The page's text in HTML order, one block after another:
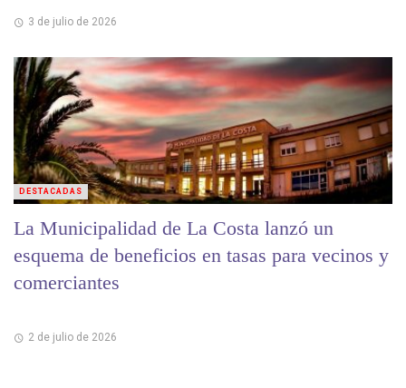
3 de julio de 2026
La Municipalidad de La Costa lanzó un
esquema de beneficios en tasas para vecinos y
comerciantes
2 de julio de 2026
DESTACADAS